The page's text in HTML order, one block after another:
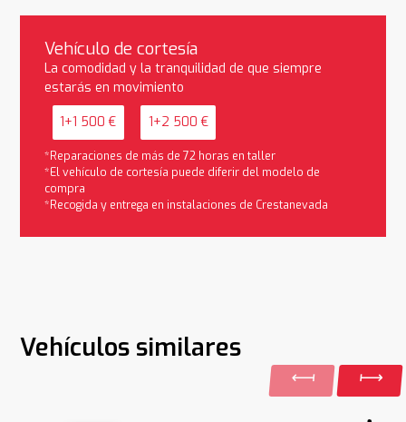
Vehículo de cortesía
La comodidad y la tranquilidad de que siempre
estarás en movimiento
1+1 500 € 1+2 500 €
*Reparaciones de más de 72 horas en taller
*El vehículo de cortesía puede diferir del modelo de
compra
*Recogida y entrega en instalaciones de Crestanevada
Vehículos similares